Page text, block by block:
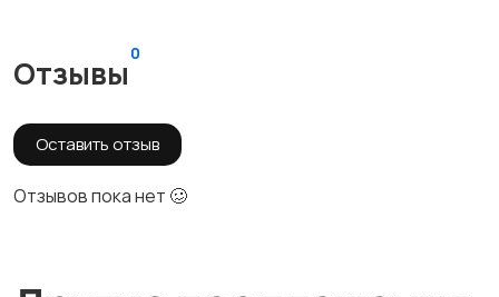
Отзывы
0
Оставить отзыв
Отзывов пока нет 🥴